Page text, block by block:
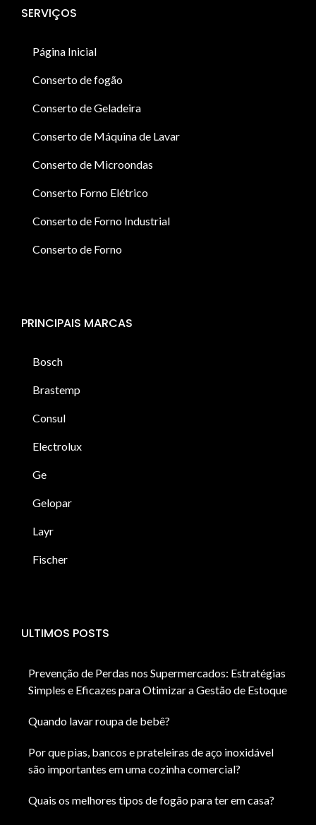
SERVIÇOS
Página Inicial
Conserto de fogão
Conserto de Geladeira
Conserto de Máquina de Lavar
Conserto de Microondas
Conserto Forno Elétrico
Conserto de Forno Industrial
Conserto de Forno
PRINCIPAIS MARCAS
Bosch
Brastemp
Consul
Electrolux
Ge
Gelopar
Layr
Fischer
ULTIMOS POSTS
Prevenção de Perdas nos Supermercados: Estratégias
Simples e Eficazes para Otimizar a Gestão de Estoque
Quando lavar roupa de bebê?
Por que pias, bancos e prateleiras de aço inoxidável
são importantes em uma cozinha comercial?
Quais os melhores tipos de fogão para ter em casa?